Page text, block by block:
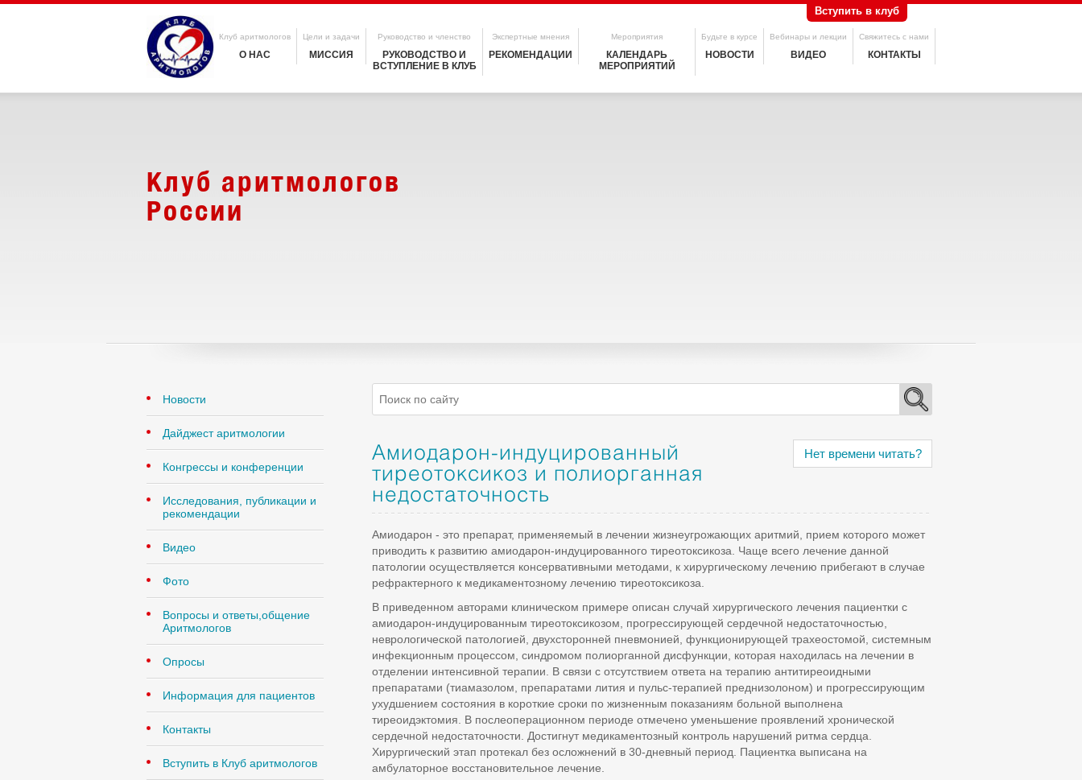
Клуб аритмологов
О НАС
Цели и задачи
МИССИЯ
Руководство и членство
РУКОВОДСТВО И
ВСТУПЛЕНИЕ В КЛУБ
Экспертные мнения
РЕКОМЕНДАЦИИ
Мероприятия
КАЛЕНДАРЬ
МЕРОПРИЯТИЙ
Будьте в курсе
НОВОСТИ
Вебинары и лекции
ВИДЕО
Свяжитесь с нами
КОНТАКТЫ
Вступить в клуб
Клуб аритмологов
России
Новости
Дайджест аритмологии
Конгрессы и конференции
Исследования, публикации и
рекомендации
Видео
Фото
Вопросы и ответы,общение
Аритмологов
Опросы
Информация для пациентов
Контакты
Вступить в Клуб аритмологов
Амиодарон-индуцированный
тиреотоксикоз и полиорганная
недостаточность
Нет времени читать?
Амиодарон - это препарат, применяемый в лечении жизнеугрожающих аритмий, прием которого может
приводить к развитию амиодарон-индуцированного тиреотоксикоза. Чаще всего лечение данной
патологии осуществляется консервативными методами, к хирургическому лечению прибегают в случае
рефрактерного к медикаментозному лечению тиреотоксикоза.
В приведенном авторами клиническом примере описан случай хирургического лечения пациентки с
амиодарон-индуцированным тиреотоксикозом, прогрессирующей сердечной недостаточностью,
неврологической патологией, двухсторонней пневмонией, функционирующей трахеостомой, системным
инфекционным процессом, синдромом полиорганной дисфункции, которая находилась на лечении в
отделении интенсивной терапии. В связи с отсутствием ответа на терапию антитиреоидными
препаратами (тиамазолом, препаратами лития и пульс-терапией преднизолоном) и прогрессирующим
ухудшением состояния в короткие сроки по жизненным показаниям больной выполнена
тиреоидэктомия. В послеоперационном периоде отмечено уменьшение проявлений хронической
сердечной недостаточности. Достигнут медикаментозный контроль нарушений ритма сердца.
Хирургический этап протекал без осложнений в 30-дневный период. Пациентка выписана на
амбулаторное восстановительное лечение.